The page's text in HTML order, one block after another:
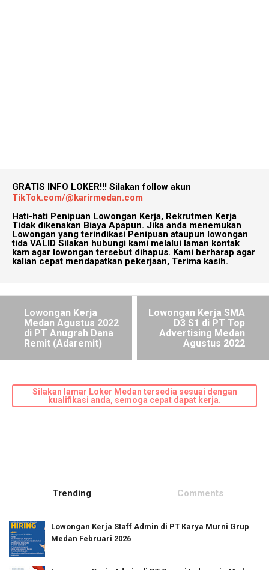
GRATIS INFO LOKER!!! Silakan follow akun
TikTok.com/@karirmedan.com
Hati-hati Penipuan Lowongan Kerja, Rekrutmen Kerja
Tidak dikenakan Biaya Apapun. Jika anda menemukan
Lowongan yang terindikasi Penipuan ataupun lowongan
tida VALID Silakan hubungi kami melalui laman kontak
kam agar lowongan tersebut dihapus. Kami berharap agar
kalian cepat mendapatkan pekerjaan, Terima kasih.
Lowongan Kerja
Medan Agustus 2022
di PT Anugrah Dana
Remit (Adaremit)
Lowongan Kerja SMA
D3 S1 di PT Top
Advertising Medan
Agustus 2022
Silakan lamar Loker Medan tersedia sesuai dengan
kualifikasi anda, semoga cepat dapat kerja.
Trending Comments
Lowongan Kerja Staff Admin di PT Karya Murni Grup
Medan Februari 2026